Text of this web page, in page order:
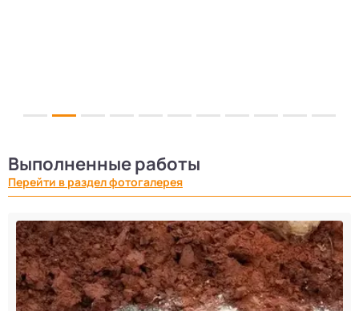
Выполненные работы
Перейти в раздел фотогалерея